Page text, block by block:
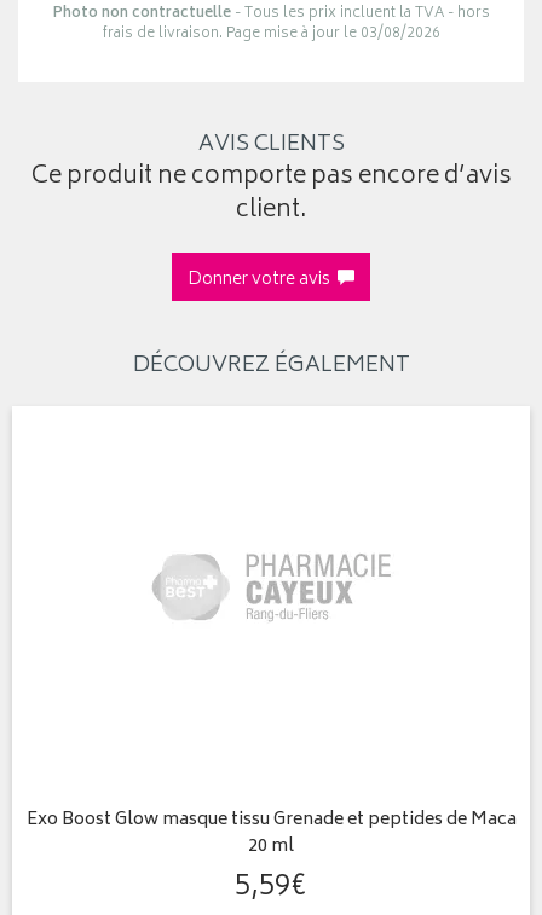
Photo non contractuelle- Tous les prix incluent la TVA - hors
frais de livraison. Page mise à jour le 03/08/2026
AVIS CLIENTS
Ce produit ne comporte pas encore d’avis
client.
Donner votre avis
DÉCOUVREZ ÉGALEMENT
Exo Boost Glow masque tissu Grenade et peptides de Maca
20 ml
5,59€